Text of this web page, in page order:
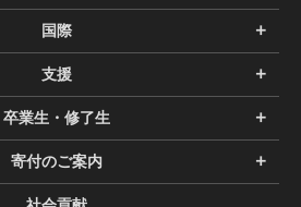
国際
支援
卒業生・修了生
寄付のご案内